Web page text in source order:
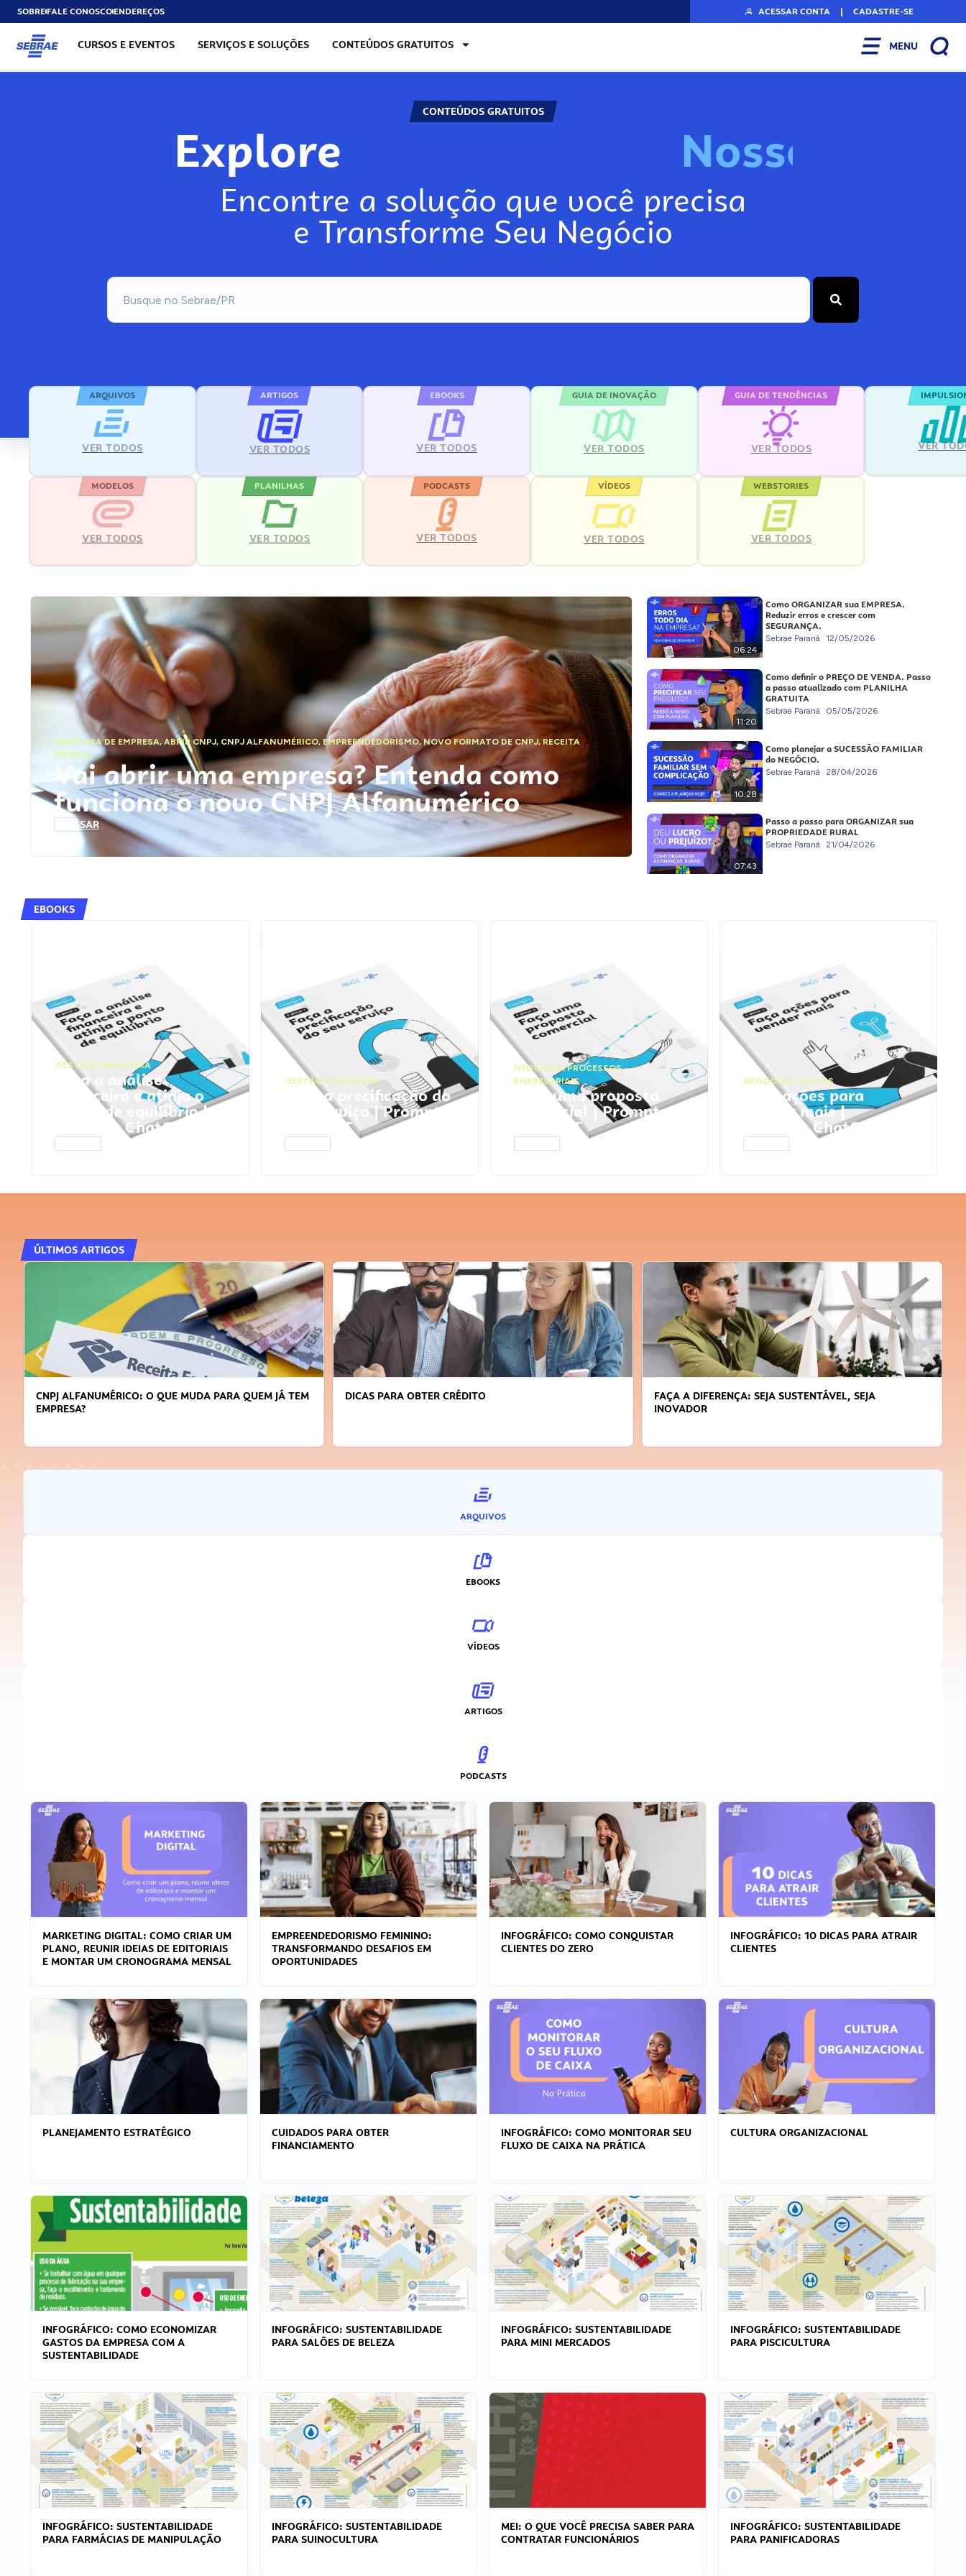
SOBREFALE CONOSCOENDEREÇOS ACESSAR CONTA | CADASTRE-SE
CURSOS E EVENTOS SERVIÇOS E SOLUÇÕES CONTEÚDOS GRATUITOS MENU
CONTEÚDOS GRATUITOS
Explore Nosso
Encontre a solução que você precisa
e Transforme Seu Negócio
ARQUIVOS
VER TODOS
ARTIGOS
VER TODOS
EBOOKS
VER TODOS
GUIA DE INOVAÇÃO
VER TODOS
GUIA DE TENDÊNCIAS
VER TODOS VER
MODELOS
VER TODOS
PLANILHAS
VER TODOS
PODCASTS
VER TODOS
VÍDEOS
VER TODOS
WEBSTORIES
VER TODOS
ABERTURA DE EMPRESA,ABRIR CNPJ, CNPJ ALFANUMÉRICO, EMPREENDEDORISMO,NOVO FORMATO DE CNPJ,RECEITA
FEDERAL
Vai abrir uma empresa? Entenda como
funciona o novo CNPJ Alfanumérico
ACESSAR
06:24
Como ORGANIZAR sua EMPRESA.
Reduzir erros e crescer com
SEGURANÇA.
Sebrae Paraná 12/05/2026
11:20
Como definir o PREÇO DE VENDA. Passo
a passo atualizado com PLANILHA
GRATUITA
Sebrae Paraná 05/05/2026
10:28
Como planejar a SUCESSÃO FAMILIAR
do NEGÓCIO.
Sebrae Paraná 28/04/2026
07:43
Passo a passo para ORGANIZAR sua
PROPRIEDADE RURAL
Sebrae Paraná 21/04/2026
EBOOKS
GESTÃO FINANCEIRA
Faça a análise
financeira e atinja o
ponto de equilíbrio |
Prompts ChatGPT
GESTÃO FINANCEIRA
Faça a precificação do
seu serviço | Prompts
ChatGPT
NEGÓCIOS,PROCESSOS
EMPRESARIAIS
Faça uma proposta
comercial | Prompts
ChatGPT
NEGÓCIOS, VENDAS
Faça ações para
vender mais |
Prompts ChatGPT
ÚLTIMOS ARTIGOS
CNPJ ALFANUMÉRICO: O QUE MUDA PARA QUEM JÁ TEM
EMPRESA?
DICAS PARA OBTER CRÉDITO
FAÇA A DIFERENÇA: SEJA SUSTENTÁVEL, SEJA
INOVADOR
ARQUIVOS
EBOOKS
VÍDEOS
ARTIGOS
PODCASTS
MARKETING DIGITAL: COMO CRIAR UM
PLANO, REUNIR IDEIAS DE EDITORIAIS
E MONTAR UM CRONOGRAMA MENSAL
EMPREENDEDORISMO FEMININO:
TRANSFORMANDO DESAFIOS EM
OPORTUNIDADES
INFOGRÁFICO: COMO CONQUISTAR
CLIENTES DO ZERO
INFOGRÁFICO: 10 DICAS PARA ATRAIR
CLIENTES
PLANEJAMENTO ESTRATÉGICO
CUIDADOS PARA OBTER
FINANCIAMENTO
INFOGRÁFICO: COMO MONITORAR SEU
FLUXO DE CAIXA NA PRÁTICA
CULTURA ORGANIZACIONAL
INFOGRÁFICO: COMO ECONOMIZAR
GASTOS DA EMPRESA COM A
SUSTENTABILIDADE
INFOGRÁFICO: SUSTENTABILIDADE
PARA SALÕES DE BELEZA
INFOGRÁFICO: SUSTENTABILIDADE
PARA MINI MERCADOS
INFOGRÁFICO: SUSTENTABILIDADE
PARA PISCICULTURA
INFOGRÁFICO: SUSTENTABILIDADE
PARA FARMÁCIAS DE MANIPULAÇÃO
INFOGRÁFICO: SUSTENTABILIDADE
PARA SUINOCULTURA
MEI: O QUE VOCÊ PRECISA SABER PARA
CONTRATAR FUNCIONÁRIOS
INFOGRÁFICO: SUSTENTABILIDADE
PARA PANIFICADORAS